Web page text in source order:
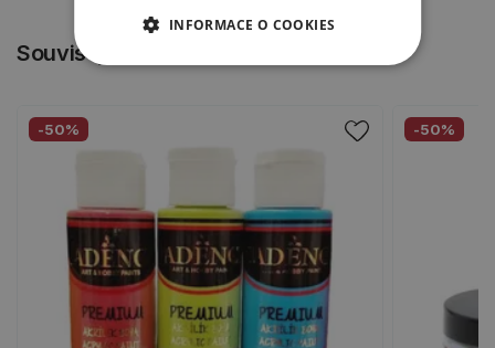
Související produkty
-50% -50%
INFORMACE O COOKIES